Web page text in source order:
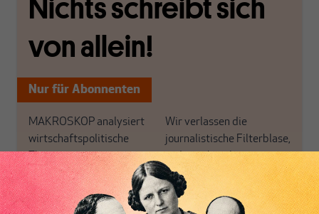
Nichts schreibt sich
von allein!
Nur für Abonnenten
MAKROSKOP analysiert
wirtschaftspolitische
Themen aus einer
postkeynesianischen
Perspektive und ist damit
in Deutschland einzigartig.
Wir verlassen die
journalistische Filterblase,
in der sich viele
eingerichtet haben. Wir
öffnen Fenster und
bringen frische Luft in die